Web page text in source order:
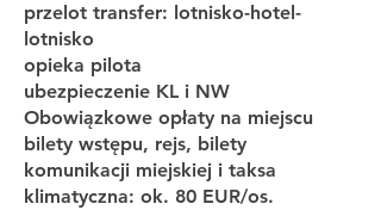
przelot transfer: lotnisko-hotel-
lotnisko
opieka pilota
ubezpieczenie KL i NW
Obowiązkowe opłaty na miejscu
bilety wstępu, rejs, bilety
komunikacji miejskiej i taksa
klimatyczna: ok. 80 EUR/os.